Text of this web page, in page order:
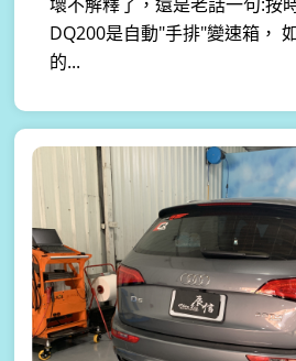
DQ200是自動"手排"變速箱，
的...